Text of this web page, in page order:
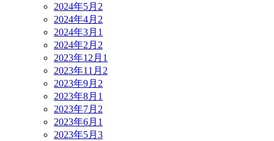
2024年5月 2
2024年4月 2
2024年3月 1
2024年2月 2
2023年12月 1
2023年11月 2
2023年9月 2
2023年8月 1
2023年7月 2
2023年6月 1
2023年5月 3